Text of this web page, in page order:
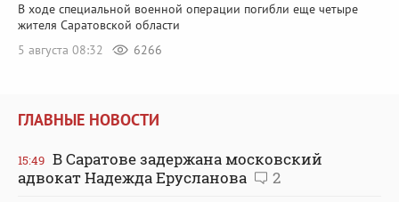
В ходе специальной военной операции погибли еще четыре
жителя Саратовской области
5 августа 08:32
6266
ГЛАВНЫЕ НОВОСТИ
15:49 В Саратове задержана московский
адвокат Надежда Ерусланова
2